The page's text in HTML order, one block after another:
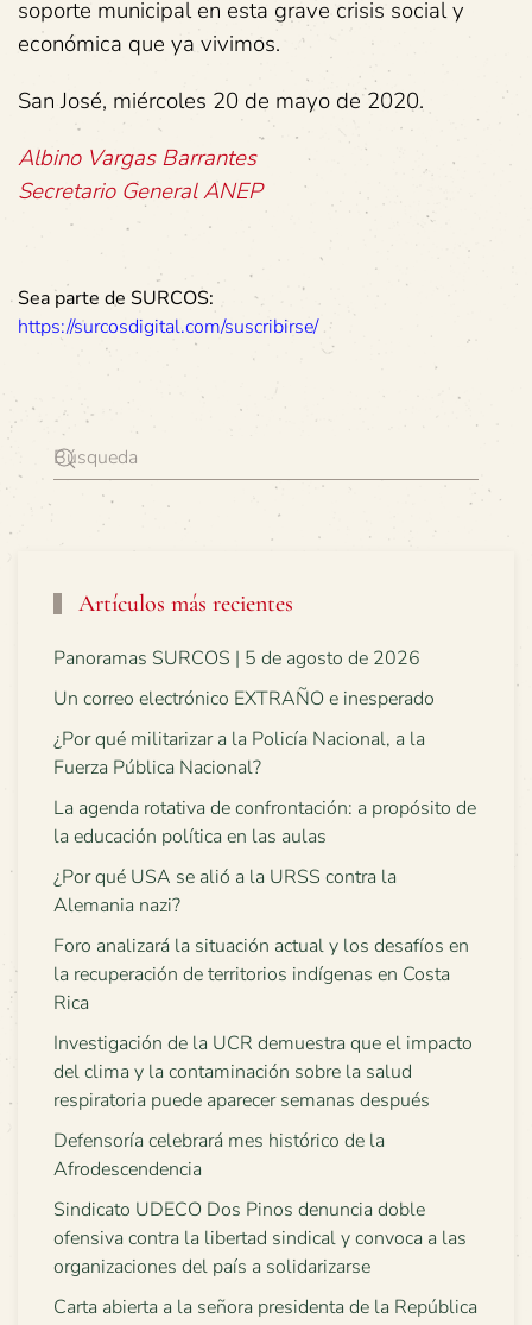
soporte municipal en esta grave crisis social y
económica que ya vivimos.
San José, miércoles 20 de mayo de 2020.
Albino Vargas Barrantes
Secretario General ANEP
Sea parte de SURCOS:
https://surcosdigital.com/suscribirse/
Artículos más recientes
Panoramas SURCOS | 5 de agosto de 2026
Un correo electrónico EXTRAÑO e inesperado
¿Por qué militarizar a la Policía Nacional, a la
Fuerza Pública Nacional?
La agenda rotativa de confrontación: a propósito de
la educación política en las aulas
¿Por qué USA se alió a la URSS contra la
Alemania nazi?
Foro analizará la situación actual y los desafíos en
la recuperación de territorios indígenas en Costa
Rica
Investigación de la UCR demuestra que el impacto
del clima y la contaminación sobre la salud
respiratoria puede aparecer semanas después
Defensoría celebrará mes histórico de la
Afrodescendencia
Sindicato UDECO Dos Pinos denuncia doble
ofensiva contra la libertad sindical y convoca a las
organizaciones del país a solidarizarse
Carta abierta a la señora presidenta de la República